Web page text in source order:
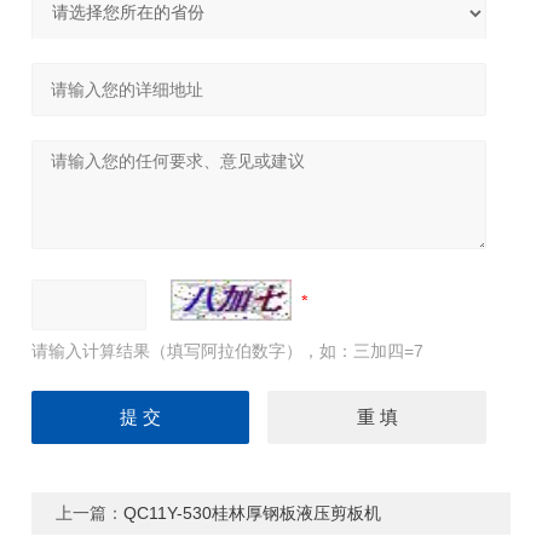
请输入计算结果（填写阿拉伯数字），如：三加四=7
上一篇：QC11Y-530桂林厚钢板液压剪板机